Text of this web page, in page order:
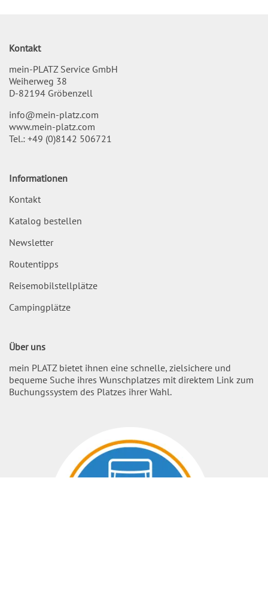
Kontakt
mein-PLATZ Service GmbH
Weiherweg 38
D-82194 Gröbenzell
info@mein-platz.com
www.mein-platz.com
Tel.: +49 (0)8142 506721
Informationen
Kontakt
Katalog bestellen
Newsletter
Routentipps
Reisemobilstellplätze
Campingplätze
Über uns
mein PLATZ bietet ihnen eine schnelle, zielsichere und
bequeme Suche ihres Wunschplatzes mit direktem Link zum
Buchungssystem des Platzes ihrer Wahl.